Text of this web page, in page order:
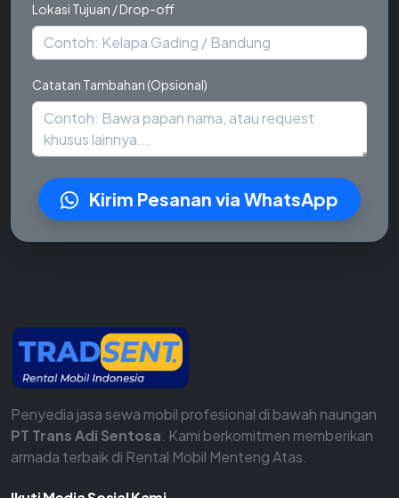
Lokasi Tujuan / Drop-off
Catatan Tambahan (Opsional)
Kirim Pesanan via WhatsApp
Penyedia jasa sewa mobil profesional di bawah naungan
PT Trans Adi Sentosa. Kami berkomitmen memberikan
armada terbaik di Rental Mobil Menteng Atas.